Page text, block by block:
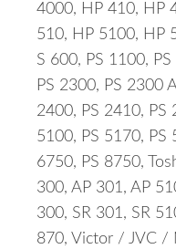
4000, HP 410, HP
510, HP 5100, HP
S 600, PS 1100,
PS 2300, PS 2300
2400, PS 2410, PS
5100, PS 5170, PS
6750, PS 8750,
300, AP 301, AP
300, SR 301, SR
870, Victor / JVC /